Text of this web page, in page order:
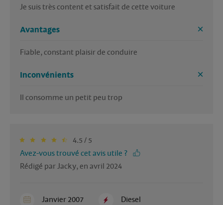
Je suis très content et satisfait de cette voiture
Avantages
Fiable, constant plaisir de conduire
Inconvénients
Il consomme un petit peu trop
4.5 / 5
Avez-vous trouvé cet avis utile ?
Rédigé par Jacky, en avril 2024
Janvier 2007 Diesel